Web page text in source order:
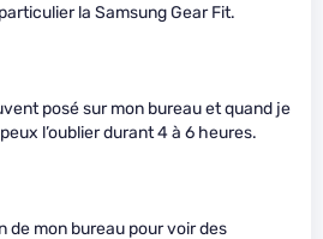
la Samsung Gear Fit.
posé sur mon bureau et quand je
l’oublier durant 4 à 6 heures.
de mon bureau pour voir des